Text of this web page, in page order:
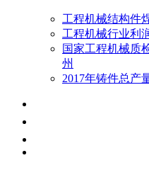
工程机械结构件
工程机械行业利
国家工程机械质
州
2017年铸件总产